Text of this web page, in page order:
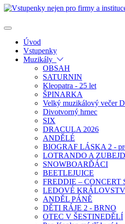
Úvod
Vstupenky
Muzikály
OBSAH
SATURNIN
Kleopatra - 25 let
ŠPINARKA
Velký muzikálový večer
Divotvorný hrnec
SIX
DRACULA 2026
ANDĚLÉ
BIOGRAF LÁSKA 2 -
LOTRANDO A
SNOWBOARĎÁCI
BEETLEJUICE
FREDDIE – CONCERT
LEDOVÉ
ANDĚL PÁNĚ
DĚTI RÁJE 2 - BRNO
OTEC V ŠESTINEDĚLÍ